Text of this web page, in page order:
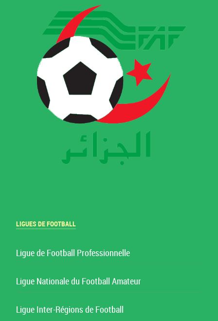
LIGUES DE FOOTBALL
Ligue de Football Professionnelle
Ligue Nationale du Football Amateur
Ligue Inter-Régions de Football